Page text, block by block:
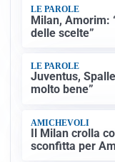
LE PAROLE
Milan, Amorim:
delle scelte”
LE PAROLE
Juventus,
molto bene”
AMICHEVOLI
Il Milan crolla
sconfitta per